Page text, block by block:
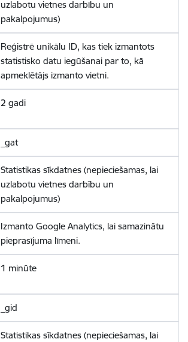
uzlabotu vietnes darbību un
pakalpojumus)
Reģistrē unikālu ID, kas tiek izmantots
statistisko datu iegūšanai par to, kā
apmeklētājs izmanto vietni.
2 gadi
_gat
Statistikas sīkdatnes (nepieciešamas, lai
uzlabotu vietnes darbību un
pakalpojumus)
Izmanto Google Analytics, lai samazinātu
pieprasījuma līmeni.
1 minūte
_gid
Statistikas sīkdatnes (nepieciešamas, lai